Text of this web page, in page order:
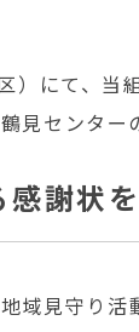
）にて、
見センター
謝状
域見守り